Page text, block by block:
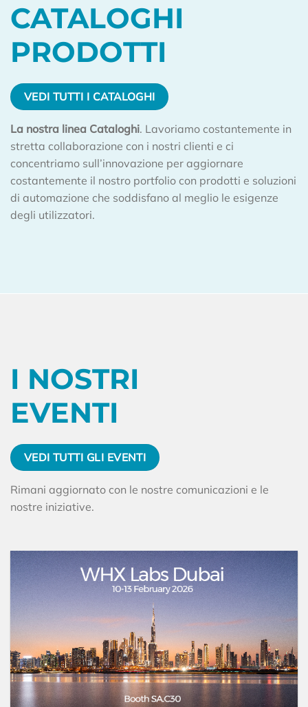
CATALOGHI
PRODOTTI
VEDI TUTTI I CATALOGHI
La nostra linea Cataloghi. Lavoriamo costantemente in
stretta collaborazione con i nostri clienti e ci
concentriamo sull’innovazione per aggiornare
costantemente il nostro portfolio con prodotti e soluzioni
di automazione che soddisfano al meglio le esigenze
degli utilizzatori.
I NOSTRI
EVENTI
VEDI TUTTI GLI EVENTI
Rimani aggiornato con le nostre comunicazioni e le
nostre iniziative.